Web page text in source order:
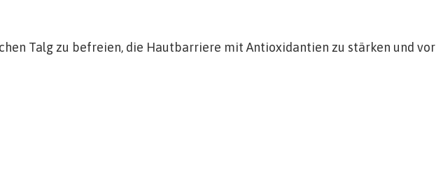
Talg zu befreien, die Hautbarriere mit Antioxidantien zu stärken und vor